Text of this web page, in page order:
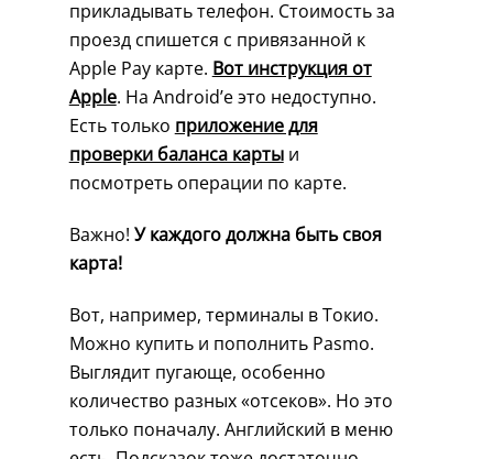
прикладывать телефон. Стоимость за
проезд спишется с привязанной к
Apple Pay карте. Вот инструкция от
Apple. На Android’е это недоступно.
Есть только приложение для
проверки баланса картыи
посмотреть операции по карте.
Важно! У каждого должна быть своя
карта!
Вот, например, терминалы в Токио.
Можно купить и пополнить Pasmo.
Выглядит пугающе, особенно
количество разных «отсеков». Но это
только поначалу. Английский в меню